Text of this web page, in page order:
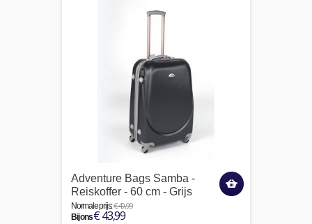
Adventure Bags Samba -
Reiskoffer - 60 cm - Grijs
Normale prijs:€ 49,99
Bij ons€ 43,99